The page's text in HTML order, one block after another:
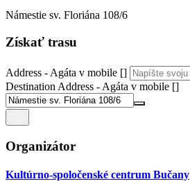
Námestie sv. Floriána 108/6
Získať trasu
Address - Agáta v mobile []
Destination Address - Agáta v mobile []
Organizátor
Kultúrno-spoločenské centrum Bučany